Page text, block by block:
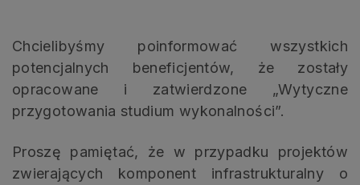
Chcielibyśmy poinformować wszystkich
potencjalnych beneficjentów, że zostały
opracowane i zatwierdzone „Wytyczne
przygotowania studium wykonalności”.
Proszę pamiętać, że w przypadku projektów
zwierających komponent infrastrukturalny o